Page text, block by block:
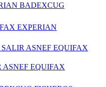
BADEXCUG
EXPERIAN
ASNEF EQUIFAX
EQUIFAX